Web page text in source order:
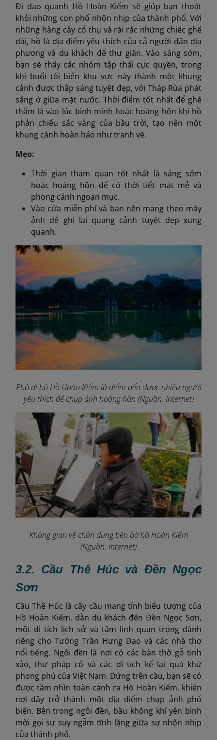
Đi dạo quanh Hồ Hoàn Kiếm sẽ giúp bạn thoát
khỏi những con phố nhộn nhịp của thành phố. Với
những hàng cây cổ thụ và rải rác những chiếc ghế
dài, hồ là địa điểm yêu thích của cả người dân địa
phương và du khách để thư giãn. Vào sáng sớm,
bạn sẽ thấy các nhóm tập thái cực quyền, trong
khi buổi tối biến khu vực này thành một khung
cảnh được thắp sáng tuyệt đẹp, với Tháp Rùa phát
sáng ở giữa mặt nước. Thời điểm tốt nhất để ghé
thăm là vào lúc bình minh hoặc hoàng hôn khi hồ
phản chiếu sắc vàng của bầu trời, tạo nên một
khung cảnh hoàn hảo như tranh vẽ.
Mẹo:
Thời gian tham quan tốt nhất là sáng sớm
hoặc hoàng hôn để có thời tiết mát mẻ và
phong cảnh ngoạn mục.
Vào cửa miễn phí và bạn nên mang theo máy
ảnh để ghi lại quang cảnh tuyệt đẹp xung
quanh.
Phố đi bộ Hồ Hoàn Kiếm là điểm đến được nhiều người
yêu thích để chụp ảnh hoàng hôn (Nguồn: Internet)
Không gian vẽ chân dung bên bờ hồ Hoàn Kiếm
(Nguồn: Internet)
3.2. Cầu Thê Húc và Đền Ngọc
Sơn
Cầu Thê Húc là cây cầu mang tính biểu tượng của
Hồ Hoàn Kiếm, dẫn du khách đến Đền Ngọc Sơn,
một di tích lịch sử và tâm linh quan trọng dành
riêng cho Tướng Trần Hưng Đạo và các nhà thơ
nổi tiếng. Ngôi đền là nơi có các bàn thờ gỗ tinh
xảo, thư pháp cổ và các di tích kể lại quá khứ
phong phú của Việt Nam. Đứng trên cầu, bạn sẽ có
được tầm nhìn toàn cảnh ra Hồ Hoàn Kiếm, khiến
nơi đây trở thành một địa điểm chụp ảnh phổ
biến. Bên trong ngôi đền, bầu không khí yên bình
mời gọi sự suy ngẫm tĩnh lặng giữa sự nhộn nhịp
của thành phố.